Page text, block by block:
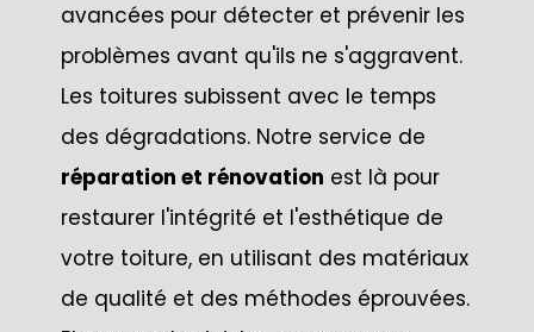
avancées pour détecter et prévenir les
problèmes avant qu'ils ne s'aggravent.
Les toitures subissent avec le temps
des dégradations. Notre service de
réparation et rénovation est là pour
restaurer l'intégrité et l'esthétique de
votre toiture, en utilisant des matériaux
de qualité et des méthodes éprouvées.